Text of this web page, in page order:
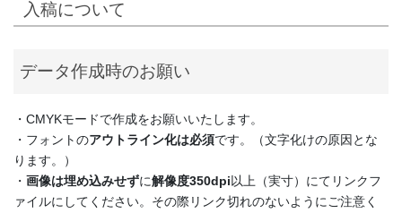
入稿について
データ作成時のお願い
・CMYKモードで作成をお願いいたします。
・フォントのアウトライン化は必須です。（文字化けの原因とな
ります。）
・ 画像は埋め込みせずに解像度350dpi以上（実寸）にてリンクフ
ァイルにしてください。その際リンク切れのないようにご注意く